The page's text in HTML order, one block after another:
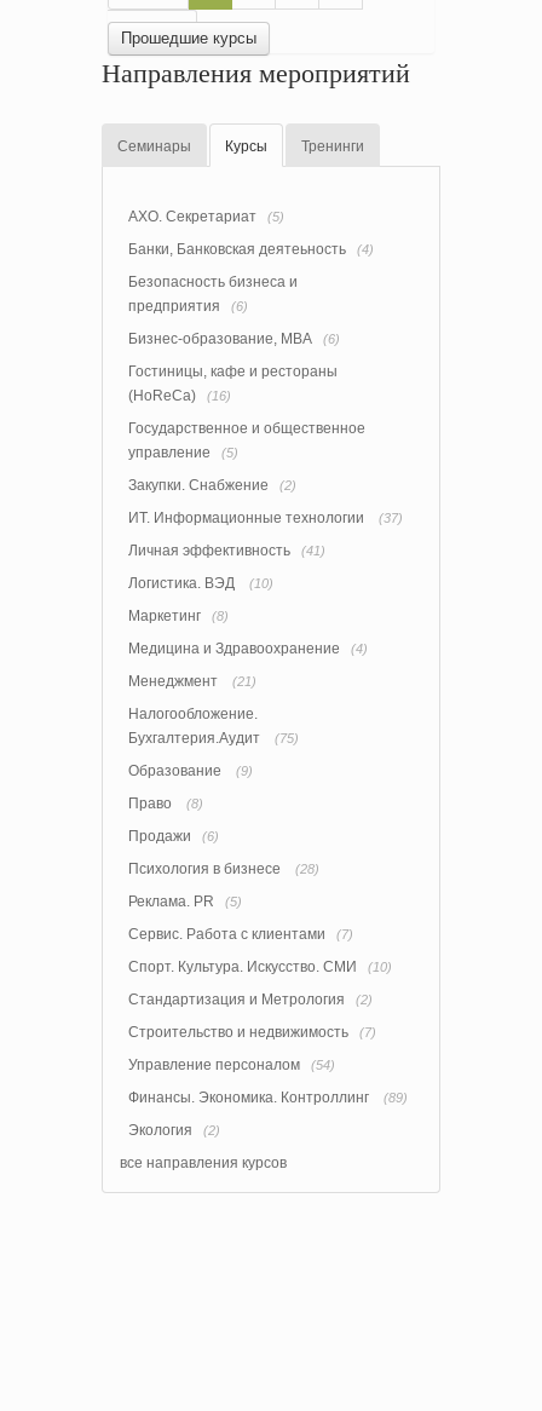
Вперед
Прошедшие курсы
Направления мероприятий
Семинары Курсы Тренинги
АХО. Секретариат (5)
Банки, Банковская деятеьность (4)
Безопасность бизнеса и
предприятия
(6)
Бизнес-образование, MBA (6)
Гостиницы, кафе и рестораны
(HoReCa)
(16)
Государственное и общественное
управление
(5)
Закупки. Снабжение (2)
ИТ. Информационные технологии (37)
Личная эффективность (41)
Логистика. ВЭД (10)
Маркетинг (8)
Медицина и Здравоохранение (4)
Менеджмент (21)
Налогообложение.
Бухгалтерия.Аудит
(75)
Образование (9)
Право (8)
Продажи (6)
Психология в бизнесе (28)
Реклама. PR (5)
Сервис. Работа с клиентами (7)
Спорт. Культура. Искусство. СМИ (10)
Стандартизация и Метрология (2)
Строительство и недвижимость (7)
Управление персоналом (54)
Финансы. Экономика. Контроллинг (89)
Экология (2)
все направления курсов